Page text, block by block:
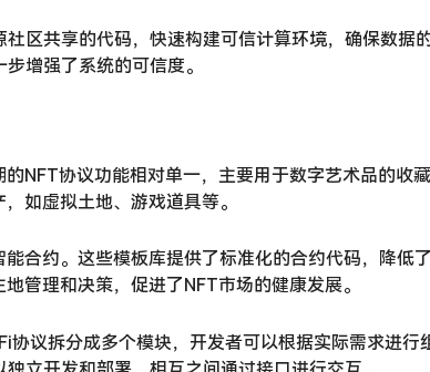
区共享的代码，快速构建可信计算环境，确保数据
增强了系统的可信度。
NFT协议功能相对单一，主要用于数字艺术品的收
如虚拟土地、游戏道具等。
合约。这些模板库提供了标准化的合约代码，降低
管理和决策，促进了NFT市场的健康发展。
议拆分成多个模块，开发者可以根据实际需求进行